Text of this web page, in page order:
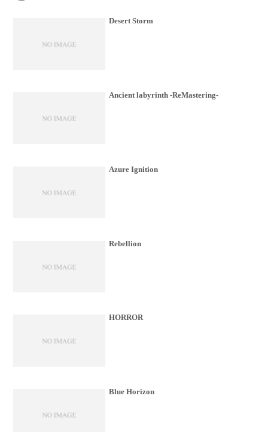
Desert Storm
Ancient labyrinth -ReMastering-
Azure Ignition
Rebellion
HORROR
Blue Horizon